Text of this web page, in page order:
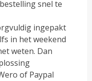
snel te
ingepakt
in het weekend
weten. Dan
of Paypal